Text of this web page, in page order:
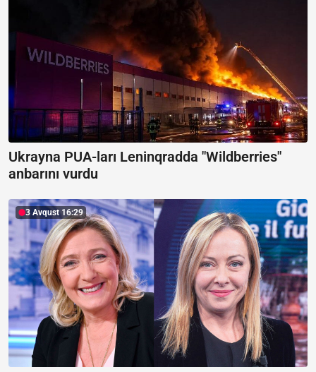
Ukrayna PUA-ları Leninqradda "Wildberries"
anbarını vurdu
3 Avqust 16:29